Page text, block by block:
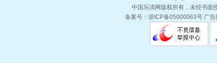
中国乐清网版权所有，未经书面
备案号：浙ICP备05000063号 广